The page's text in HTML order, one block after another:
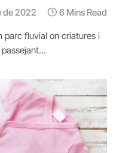
de 2022 6 Mins Read
parc fluvial on criatures i
passejant…